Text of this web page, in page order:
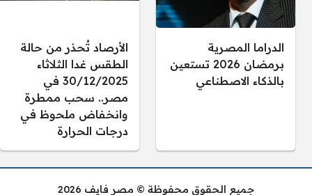
الدراما المصرية
برمضان 2026 تستعين
بالذكاء الاصطناعي
الأرصاد تُحذر من حالة
الطقس غدا الثلاثاء
30/12/2025 في
مصر.. سحب ممطرة
وانخفاض ملحوظ في
درجات الحرارة
جميع الحقوق محفوظة © مصر فايف 2026